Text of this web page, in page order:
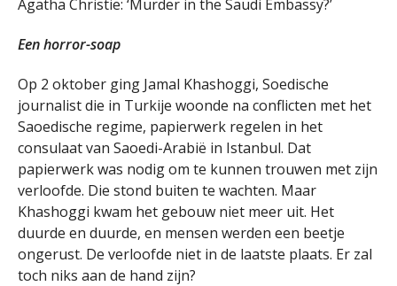
Agatha Christie: ‘Murder in the Saudi Embassy?’
Een horror-soap
Op 2 oktober ging Jamal Khashoggi, Soedische
journalist die in Turkije woonde na conflicten met het
Saoedische regime, papierwerk regelen in het
consulaat van Saoedi-Arabië in Istanbul. Dat
papierwerk was nodig om te kunnen trouwen met zijn
verloofde. Die stond buiten te wachten. Maar
Khashoggi kwam het gebouw niet meer uit. Het
duurde en duurde, en mensen werden een beetje
ongerust. De verloofde niet in de laatste plaats. Er zal
toch niks aan de hand zijn?